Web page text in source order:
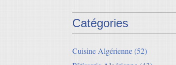
Catégories
Cuisine Algérienne(52)